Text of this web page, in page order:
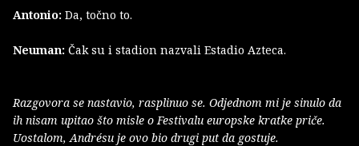
Antonio: Da, točno to.
Neuman: Čak su i stadion nazvali Estadio Azteca.
Razgovora se nastavio, rasplinuo se. Odjednom mi je sinulo da
ih nisam upitao što misle o Festivalu europske kratke priče.
Uostalom, Andrésu je ovo bio drugi put da gostuje.